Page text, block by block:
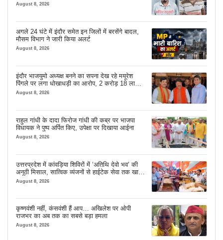
August 8, 2026
अगले 24 घंटे में इंदौर समेत इन जिलों में बरसेंगे बादल,
मौसम विभाग ने जारी किया अलर्ट
August 8, 2026
इंदौर भाजयुमो अध्यक्ष बनने का सपना देख रहे मयूरेश
पिंगले पर लगा धोखाधड़ी का आरोप, 2 करोड़ 18 लाख
लेने के बाद भी नहीं दिया जमीन का कब्जा
August 8, 2026
राहुल गांधी के दादा फिरोज गांधी की कब्र पर भाजपा
विधायक ने पुष्प अर्पित किए, उपेक्षा पर दिखाया आईना
August 8, 2026
उत्तरप्रदेश में कांवड़िया शिविरों में ‘अतिथि देवो भव’ की
अनूठी मिसाल, सात्विक व्यंजनों से हाईटेक सेवा तक खास
इंतजाम
August 8, 2026
कृष्णवंशी नहीं, कंसवंशी हैं आप… अखिलेश पर ओपी
राजभर का अब तक का सबसे बड़ा हमला
August 8, 2026